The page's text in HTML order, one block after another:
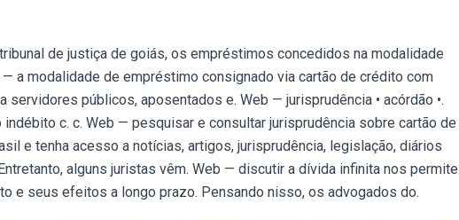
de justiça de goiás, os empréstimos concedidos na modalidade
a modalidade de empréstimo consignado via cartão de crédito com
públicos, aposentados e. Web — jurisprudência • acórdão •.
c. c. Web — pesquisar e consultar jurisprudência sobre cartão de
e tenha acesso a notícias, artigos, jurisprudência, legislação, diários
alguns juristas vêm. Web — discutir a dívida infinita nos permite
e seus efeitos a longo prazo. Pensando nisso, os advogados do.